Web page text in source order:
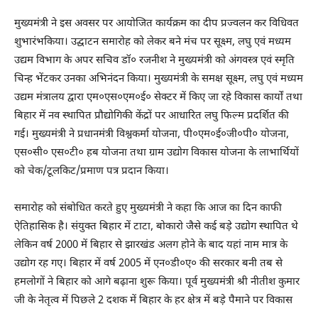
मुख्यमंत्री ने इस अवसर पर आयोजित कार्यक्रम का दीप प्रज्वलन कर विधिवत
शुभारंभकिया। उद्घाटन समारोह को लेकर बने मंच पर सूक्ष्म, लघु एवं मध्यम
उद्यम विभाग के अपर सचिव डॉ० रजनीश ने मुख्यमंत्री को अंगवस्त्र एवं स्मृति
चिन्ह भेंटकर उनका अभिनंदन किया। मुख्यमंत्री के समक्ष सूक्ष्म, लघु एवं मध्यम
उद्यम मंत्रालय द्वारा एम०एस०एम०ई० सेक्टर में किए जा रहे विकास कार्यों तथा
बिहार में नव स्थापित प्रौद्योगिकी केंद्रों पर आधारित लघु फिल्म प्रदर्शित की
गई। मुख्यमंत्री ने प्रधानमंत्री विश्वकर्मा योजना, पी०एम०ई०जी०पी० योजना,
एस०सी० एस०टी० हब योजना तथा ग्राम उद्योग विकास योजना के लाभार्थियों
को चेक/टूलकिट/प्रमाण पत्र प्रदान किया।
समारोह को संबोधित करते हुए मुख्यमंत्री ने कहा कि आज का दिन काफी
ऐतिहासिक है। संयुक्त बिहार में टाटा, बोकारो जैसे कई बड़े उद्योग स्थापित थे
लेकिन वर्ष 2000 में बिहार से झारखंड अलग होने के बाद यहां नाम मात्र के
उद्योग रह गए। बिहार में वर्ष 2005 में एन०डी०ए० की सरकार बनी तब से
हमलोगों ने बिहार को आगे बढ़ाना शुरू किया। पूर्व मुख्यमंत्री श्री नीतीश कुमार
जी के नेतृत्व में पिछले 2 दशक में बिहार के हर क्षेत्र में बड़े पैमाने पर विकास